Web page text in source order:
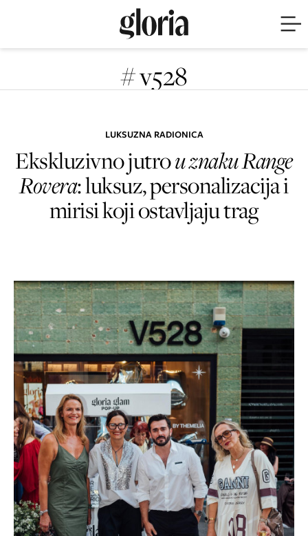
# v528
LUKSUZNA RADIONICA
Ekskluzivno jutrou znaku Range
Rovera: luksuz, personalizacija i
mirisi koji ostavljaju trag